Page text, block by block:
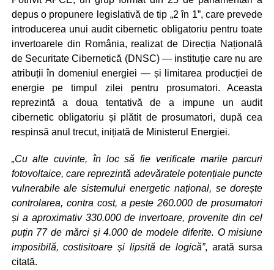
depus o propunere legislativă de tip „2 în 1”, care prevede
introducerea unui audit cibernetic obligatoriu pentru toate
invertoarele din România, realizat de Direcția Națională
de Securitate Cibernetică (DNSC) — instituție care nu are
atribuții în domeniul energiei — și limitarea producției de
energie pe timpul zilei pentru prosumatori. Aceasta
reprezintă a doua tentativă de a impune un audit
cibernetic obligatoriu și plătit de prosumatori, după cea
respinsă anul trecut, inițiată de Ministerul Energiei.
„Cu alte cuvinte, în loc să fie verificate marile parcuri
fotovoltaice, care reprezintă adevăratele potențiale puncte
vulnerabile ale sistemului energetic național, se dorește
controlarea, contra cost, a peste 260.000 de prosumatori
și a aproximativ 330.000 de invertoare, provenite din cel
puțin 77 de mărci și 4.000 de modele diferite. O misiune
imposibilă, costisitoare și lipsită de logică”, arată sursa
citată.